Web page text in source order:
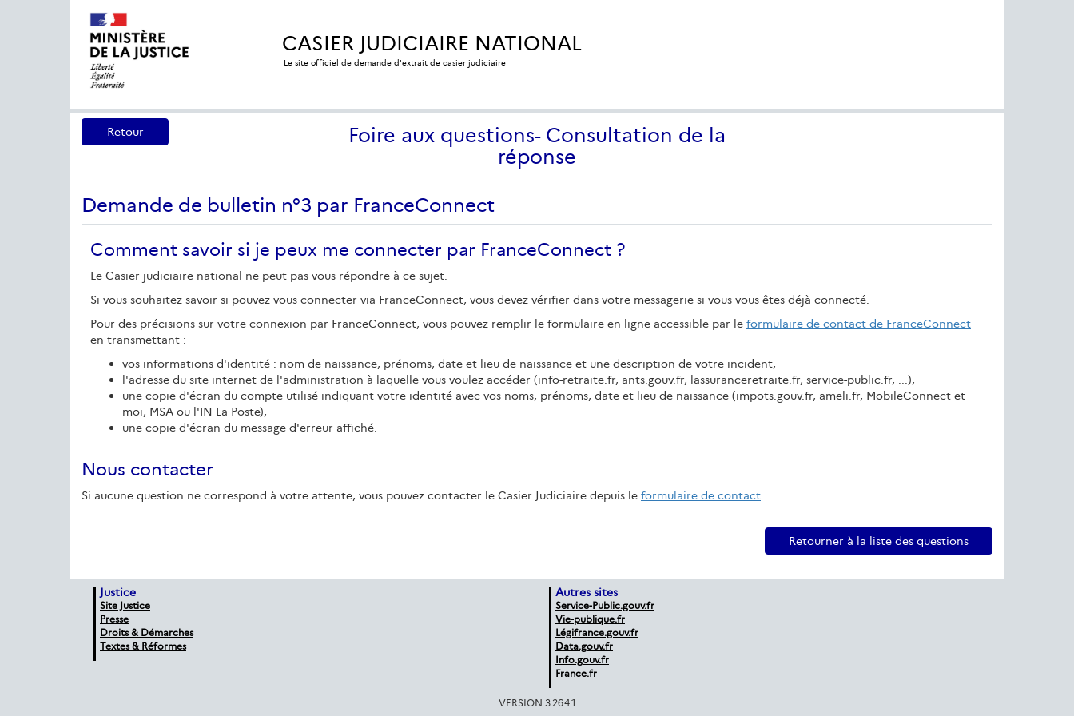
CASIER JUDICIAIRE NATIONAL
Le site officiel de demande d'extrait de casier judiciaire
Retour
Foire aux questions- Consultation de la
réponse
Demande de bulletin n°3 par FranceConnect
Comment savoir si je peux me connecter par FranceConnect ?
Le Casier judiciaire national ne peut pas vous répondre à ce sujet.
Si vous souhaitez savoir si pouvez vous connecter via FranceConnect, vous devez vérifier dans votre messagerie si vous vous êtes déjà connecté.
Pour des précisions sur votre connexion par FranceConnect, vous pouvez remplir le formulaire en ligne accessible par le formulaire de contact de FranceConnect
en transmettant :
vos informations d'identité : nom de naissance, prénoms, date et lieu de naissance et une description de votre incident,
l'adresse du site internet de l'administration à laquelle vous voulez accéder (info-retraite.fr, ants.gouv.fr, lassuranceretraite.fr, service-public.fr, ...),
une copie d'écran du compte utilisé indiquant votre identité avec vos noms, prénoms, date et lieu de naissance (impots.gouv.fr, ameli.fr, MobileConnect et
moi, MSA ou l'IN La Poste),
une copie d'écran du message d'erreur affiché.
Nous contacter
Si aucune question ne correspond à votre attente, vous pouvez contacter le Casier Judiciaire depuis le formulaire de contact
Retourner à la liste des questions
Justice
Site Justice
Presse
Droits & Démarches
Textes & Réformes
Autres sites
Service-Public.gouv.fr
Vie-publique.fr
Légifrance.gouv.fr
Data.gouv.fr
Info.gouv.fr
France.fr
VERSION 3.26.4.1